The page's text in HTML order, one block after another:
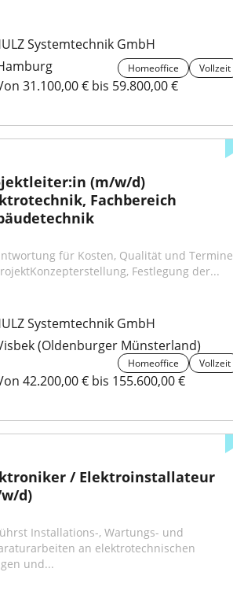
Systemtechnik GmbH
Homeoffice Vollzeit
31.100,00 € bis 59.800,00 €
(m/w/d)
Fachbereich
für Kosten, Qualität und Termine
Festlegung der...
Systemtechnik GmbH
(Oldenburger Münsterland)
Homeoffice Vollzeit
42.200,00 € bis 155.600,00 €
/ Elektroinstallateur
d)
Installations-, Wartungs- und
an elektrotechnischen
und...